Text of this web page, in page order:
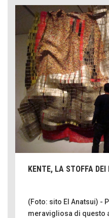
KENTE, LA STOFFA DEI
(Foto: sito El Anatsui) -
meravigliosa di questo